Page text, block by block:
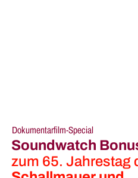
Dokumentarfilm-Special
Soundwatch
zum 65. Jahrestag